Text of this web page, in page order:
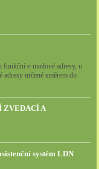
funkční e-mailové adresy, u
určené směrem do
ZVEDACÍ A
systém LDN